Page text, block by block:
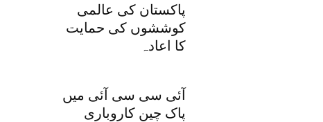
پاکستان کی عالمی
کوششوں کی حمایت
کا اعادہ
آئی سی سی آئی میں
پاک چین کاروباری